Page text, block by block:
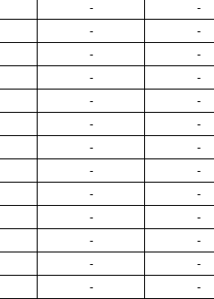
-
-
-
-
-
-
-
-
-
-
-
-
-
-
-
-
-
-
-
-
-
-
-
-
- -